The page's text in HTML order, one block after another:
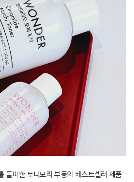
돌파한 토니모리 부동의 베스트셀러 제품